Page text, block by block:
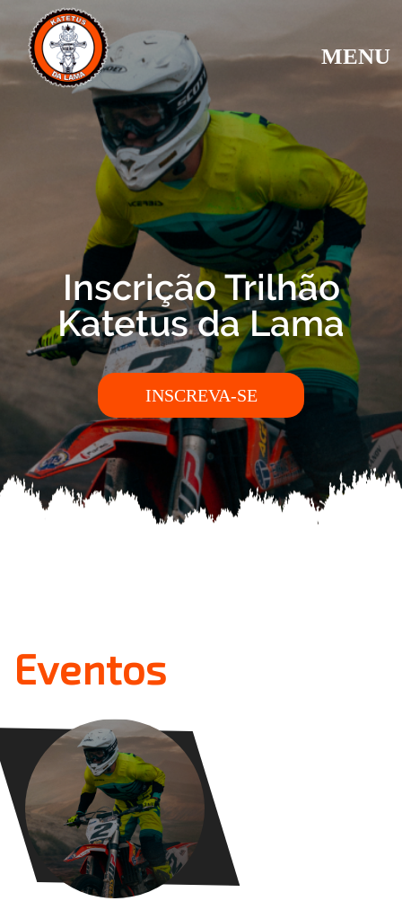
MENU
Inscrição Trilhão
Katetus da Lama
INSCREVA-SE
Eventos